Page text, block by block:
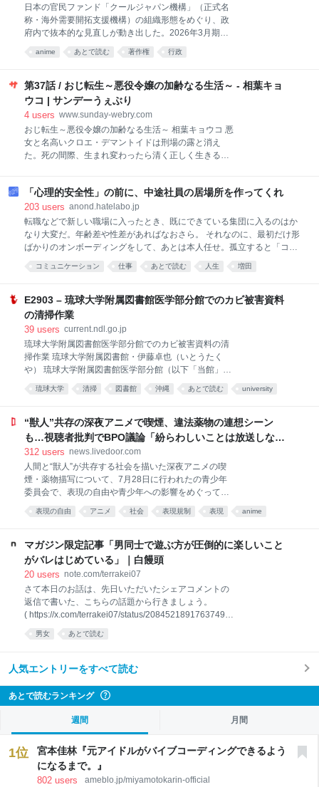
る社会を舞台に、たばこから手が放せない猫耳の若い
女性と、その友人たちの生活を描くコメディ作品と説
明。 「喫煙描写が繰り返され、違法薬物とみられるも
のの使用シーンもあり、深夜帯とはいえ問題ではない
り）担当委
日本の官民ファンド「クールジャパン機構」（正式名
称・海外需要開拓支援機構）の組織形態をめぐり、政
府内で抜本的な見直しが動き出した。2026年3月期決
算で累積損失が540億円に達したことを受け、経済産
業省は同年7月、制度・投資事業・組織経営の三つの
論では、他機関との統合や廃止まで選択肢に入る可能
性がある。 日本国内では、この機構をめぐって「公的
資金の浪費」「クールジャパン政策の失敗」といった
ツ振興院（KOCCA）東京ビジネスセンターが2026年7
月31日、『クールジャパンは本当に失敗したのか――
日本政府のクールジャパン機構再検討の背景』と題し
話にとどまらな、より根の深い構造的な問題を浮かび
上がらせている。民間が手を出しにくい高リスク領域
を補う「政策
anime あとで読む 著作権 行政
第37話 / おじ転生～悪役令嬢の加齢なる生活～ - 相葉キョ
ウコ | サンデーうぇぶり
4 users www.sunday-webry.com
おじ転生～悪役令嬢の加齢なる生活～ 相葉キョウコ 悪
女と名高いクロエ・デマントイドは刑場の露と消え
た。死の間際、生まれ変わったら清く正しく生きるこ
「心理的安全性」の前に、中途社員の居場所を作ってくれ
203 users anond.hatelabo.jp
転職などで新しい職場に入ったとき、既にできている集団に入るのはか
なり大変だ。年齢差や性差があればなおさら。 それなのに、最初だけ形
ばかりのオンボーディングをして、あとは本人任せ。孤立すると「コミ
ュニケーション能力不足」で評価を下げ、人材を逃す会社は少なくない
と思う。 人類みんな陽キャではない。一回り以上年齢が違えばお互い遠
スならさらに孤立しやすい。 じゃあどうするか。人事と管理職が仕事し
てほしい。イベントは「自由参加」で終わらせず、勤務時間内に参加さ
せる場を作る。管理職は週1でも仕事抜きで全員集まって雑談できる時
以上、平均年齢31.3歳の大手に中途入社した40代既婚男性の独り言。 本
当に周囲が若くて、転籍以前に居場所を作るだけでしんどい。
コミュニケーション 仕事 あとで読む 人生 増田
E2903 – 琉球大学附属図書館医学部分館でのカビ被害資料
の清掃作業
39 users current.ndl.go.jp
琉球大学附属図書館医学部分館でのカビ被害資料の清
掃作業 琉球大学附属図書館・伊藤卓也（いとうたく
や） 琉球大学附属図書館医学部分館（以下「当館」）
は、2025年12月8日から2026年1月20日および2026年
4月15日から5月12日にかけて、館内書架エリアにおい
では、発生の経緯、清掃作業の概要、ならびに原因と
今後の対策について報告する。 ●発生の経緯 当館は、
本学医学部の西普天間キャンパス移転に伴い、新営さ
した図書館である。しかしながら、開館から半年ほど
経過した同年11月、書架に排架している資料の一部に
カビの発生が確認された。調査の結果、閲覧室の湿度
が平均75％を超える高湿度状態であったこと、閲覧室
琉球大学 清掃 図書館 沖縄 あとで読む university
“獣人”共存の深夜アニメで喫煙、違法薬物の連想シーン
も…視聴者批判でBPO議論「紛らわしいことは放送しない
ほうが」 - ライブドアニュース
312 users news.livedoor.com
人間と“獣人”が共存する社会を描いた深夜アニメの喫
煙・薬物描写について、7月28日に行われたの青少年
委員会で、表現の自由や青少年への影響をめぐって意
見が交わされた。 対象となったのは、平日深夜に放送
されたコメディーアニメ。人間と、猫を擬人化したキ
たばこから手が放せない猫耳の若い女性と、その友人
たちの生活を描いている。 BPO事務局が入る千代田放
送会館 ○「表現の自由という意味では許容の範囲内」
写が繰り返され、違法薬物とみられるものの使用シー
ンもあり、深夜帯とはいえ問題ではないか」などと批
判する意見が寄せられた。 担当委員は、子どもが視聴
する可能性が低い深夜帯に編成されている点につい
いるわけでもない
表現の自由 アニメ 社会 表現規制 表現 anime
マガジン限定記事「男同士で遊ぶ方が圧倒的に楽しいこと
がバレはじめている」｜白饅頭
20 users note.com/terrakei07
さて本日のお話は、先日いただいたシェアコメントの
返信で書いた、こちらの話題から行きましょう。
( https://x.com/terrakei07/status/20845218917637493
23 より引用 ) 「意外と知られていないが『男同士の
アクティビティ』がじつは滅茶苦茶楽しい」 ――とい
りを読者から先月いただいたので、今日はまずそちら
https://x.com/terrakei07/status/2079121047111229874
>「男同士でバーベキューでもして慰め合ってろ」と
突き放されたころ（2010年代）は、まだ男たちは恋愛
市場に残りたいという欲求を持っていたのですが、バ
ーベキューをやってみたら意外に楽しくてどうでもよ
くなっちゃったのが2020年代。 先生のツイートで書
かれていた話、本当に
男女 あとで読む
人気エントリーをすべて読む
あとで読むランキング
週間 月間
1位
宮本佳林『元アイドルがバイブコーディングできるよう
になるまで。』
802 users ameblo.jp/miyamotokarin-official